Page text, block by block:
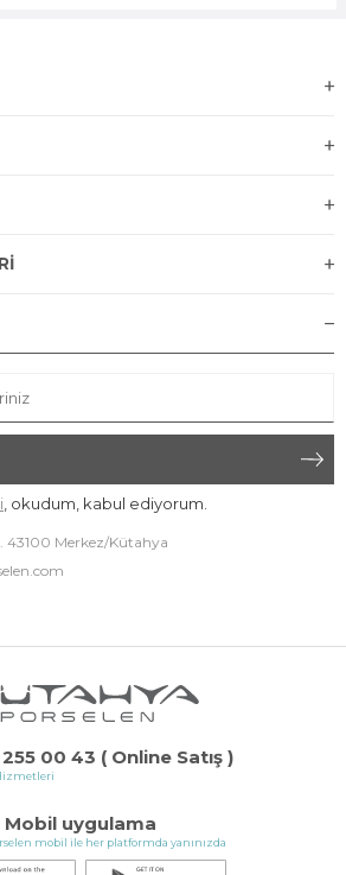
00 43 ( Online Satış )
Mobil uygulama
mobil ile her platformda yanınızda
, okudum, kabul ediyorum.
43100 Merkez/Kütahya